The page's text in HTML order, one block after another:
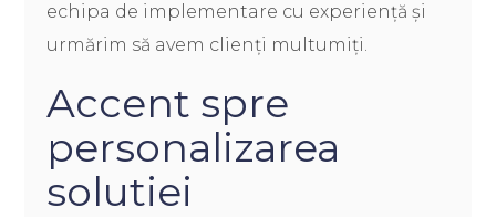
echipa de implementare cu experiență și
urmărim să avem clienți multumiți.
Accent spre
personalizarea
solutiei